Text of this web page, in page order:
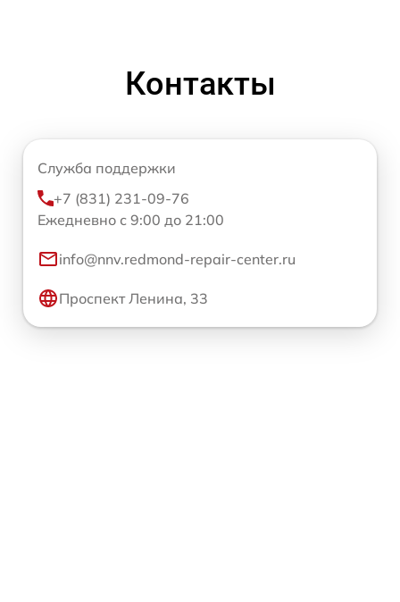
Контакты
Служба поддержки
+7 (831) 231-09-76
Ежедневно с 9:00 до 21:00
info@nnv.redmond-repair-center.ru
Проспект Ленина, 33